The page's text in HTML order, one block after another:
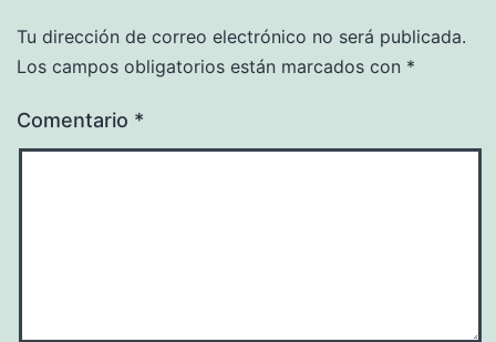
Tu dirección de correo electrónico no será publicada.
Los campos obligatorios están marcados con *
Comentario *